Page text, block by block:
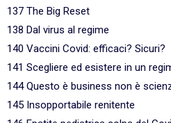
137 The Big Reset
138 Dal virus al regime
140 Vaccini Covid: efficaci? Sicuri?
141 Scegliere ed esistere in un
144 Questo è business non è
145 Insopportabile renitente